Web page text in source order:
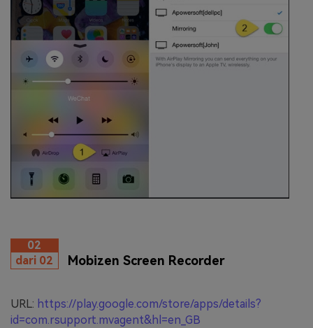
02
dari 02
Mobizen Screen Recorder
URL: https://play.google.com/store/apps/details?
id=com.rsupport.mvagent&hl=en_GB